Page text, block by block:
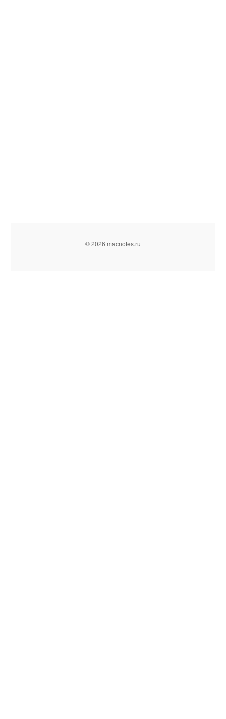
© 2026 macnotes.ru